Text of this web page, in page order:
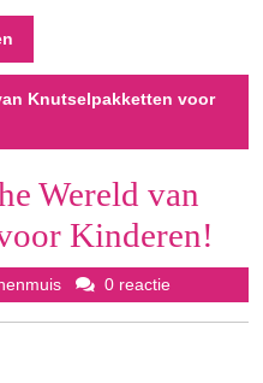
Knutselpakketten voor
Wereld van
Kinderen!
maanenmuis
0 reactie